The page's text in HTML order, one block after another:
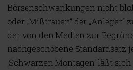
Börsenschwankungen nicht
oder „Mißtrauen“ der „Anleger“
der von den Medien zur
nachgeschobene Standardsatz
‚Schwarzen Montagen’ läßt